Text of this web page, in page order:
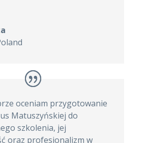
oceniam przygotowanie
Matuszyńskiej do
szkolenia, jej
oraz profesjonalizm w